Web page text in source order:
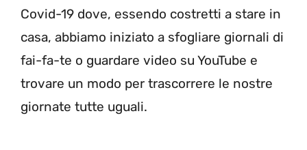
Covid-19 dove, essendo costretti a stare in
casa, abbiamo iniziato a sfogliare giornali di
fai-fa-te o guardare video su YouTube e
trovare un modo per trascorrere le nostre
giornate tutte uguali.